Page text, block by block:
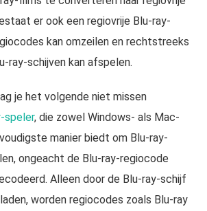
er ook een regiovrije Blu-ray-
kan omzeilen en rechtstreeks
ray-schijven kan afspelen.
je het volgende niet missen
speler, die zowel Windows- als Mac-
manier biedt om Blu-ray-
ongeacht de Blu-ray-regiocode
Alleen door de Blu-ray-schijf
worden regiocodes zoals Blu-ray